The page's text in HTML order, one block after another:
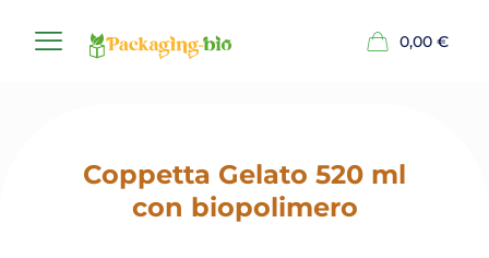
0,00 €
Coppetta Gelato 520 ml
con biopolimero